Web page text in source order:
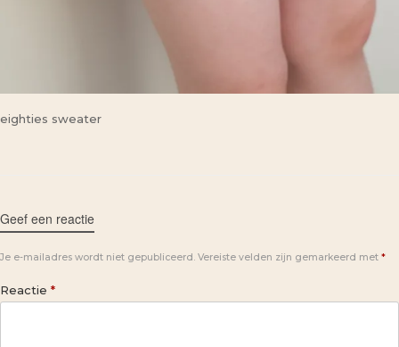
eighties sweater
Geef een reactie
Je e-mailadres wordt niet gepubliceerd. Vereiste velden zijn gemarkeerd met *
Reactie *